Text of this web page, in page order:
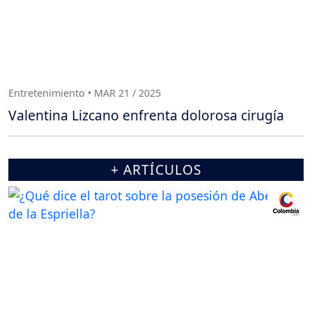
Entretenimiento • MAR 21 / 2025
Valentina Lizcano enfrenta dolorosa cirugía
+ ARTÍCULOS